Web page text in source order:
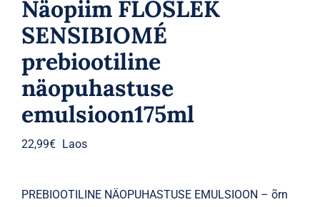
Näopiim FLOSLEK
SENSIBIOMÉ
prebiootiline
näopuhastuse
emulsioon175ml
22,99€ Laos
PREBIOOTILINE NÄOPUHASTUSE EMULSIOON – õrn